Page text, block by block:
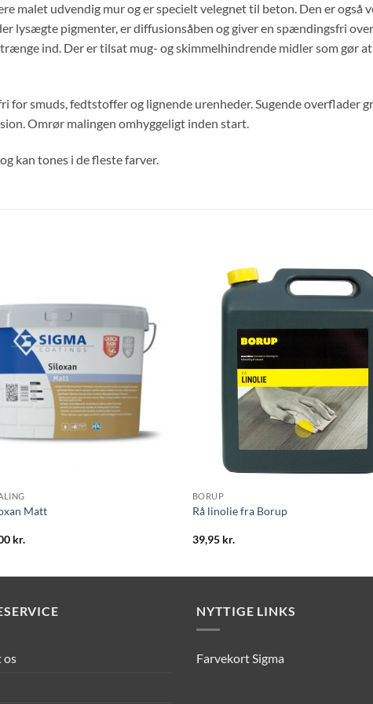
malet udvendig mur og er specielt velegnet til beton. Den er også
lysægte pigmenter, er diffusionsåben og giver en spændingsfri
ind. Der er tilsat mug- og skimmelhindrende midler som gør
for smuds, fedtstoffer og lignende urenheder. Sugende
Omrør malingen omhyggeligt inden start.
kan tones i de fleste farver.
Matt
kr.
BORUP
Rå linolie fra Borup
39,95 kr.
os
NYTTIGE LINKS
Farvekort Sigma